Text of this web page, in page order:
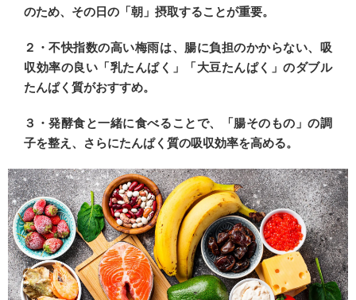
のため、その日の「朝」摂取することが重要。
２・不快指数の高い梅雨は、腸に負担のかからない、吸
収効率の良い「乳たんぱく」「大豆たんぱく」のダブル
たんぱく質がおすすめ。
３・発酵食と一緒に食べることで、「腸そのもの」の調
子を整え、さらにたんぱく質の吸収効率を高める。